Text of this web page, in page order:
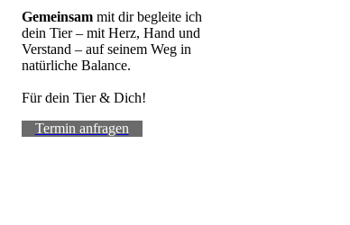
Gemeinsam mit dir begleite ich
dein Tier – mit Herz, Hand und
Verstand – auf seinem Weg in
natürliche Balance.
Für dein Tier & Dich!
Termin anfragen